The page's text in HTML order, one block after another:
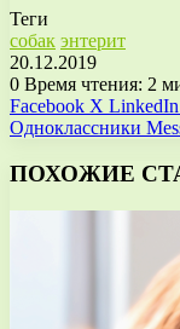
Теги
собак энтерит
20.12.2019
0 Время чтения: 2
Facebook X LinkedIn
Одноклассники
ПОХОЖИЕ